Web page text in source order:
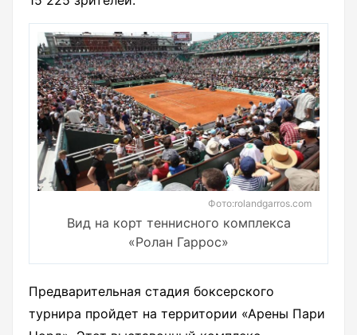
Фото:rolandgarros.com
Вид на корт теннисного комплекса
«Ролан Гаррос»
Предварительная стадия боксерского
турнира пройдет на территории «Арены Пари